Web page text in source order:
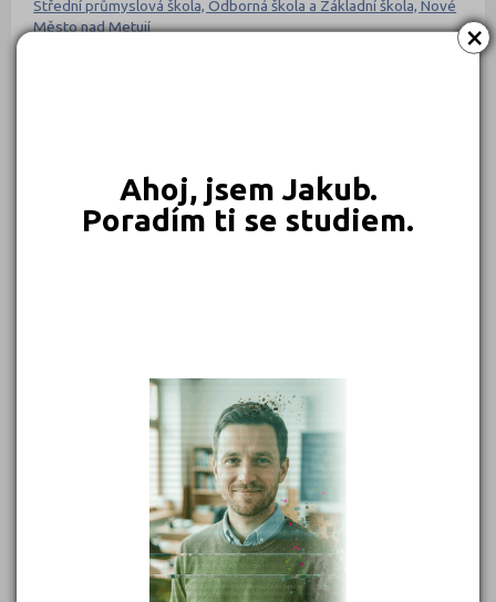
×
Ahoj, jsem Jakub.
Poradím ti se studiem.
Střední průmyslová škola, Odborná škola a Základní škola, Nové
Město nad Metují
Střední škola a Základní škola Jesenice, příspěvková organizace
POROVNAT
Střední škola F. D. Roosevelta Brno, příspěvková organizace
Střední škola gastronomie, hotelnictví a lesnictví Bzenec,
příspěvková organizace